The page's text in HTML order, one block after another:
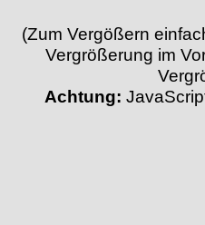
(Zum Vergößern
Vergrößerung im
Achtung: